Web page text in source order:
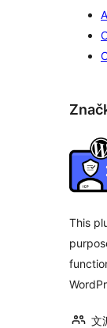
This
文